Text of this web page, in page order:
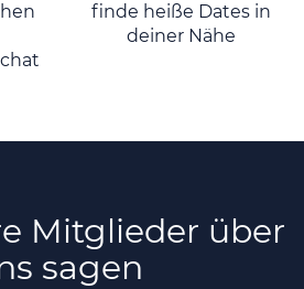
finde heiße Dates in
deiner Nähe
Mitglieder über
sagen